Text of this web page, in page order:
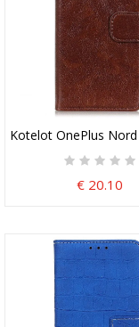
Kotelot OnePlus
€ 20.10